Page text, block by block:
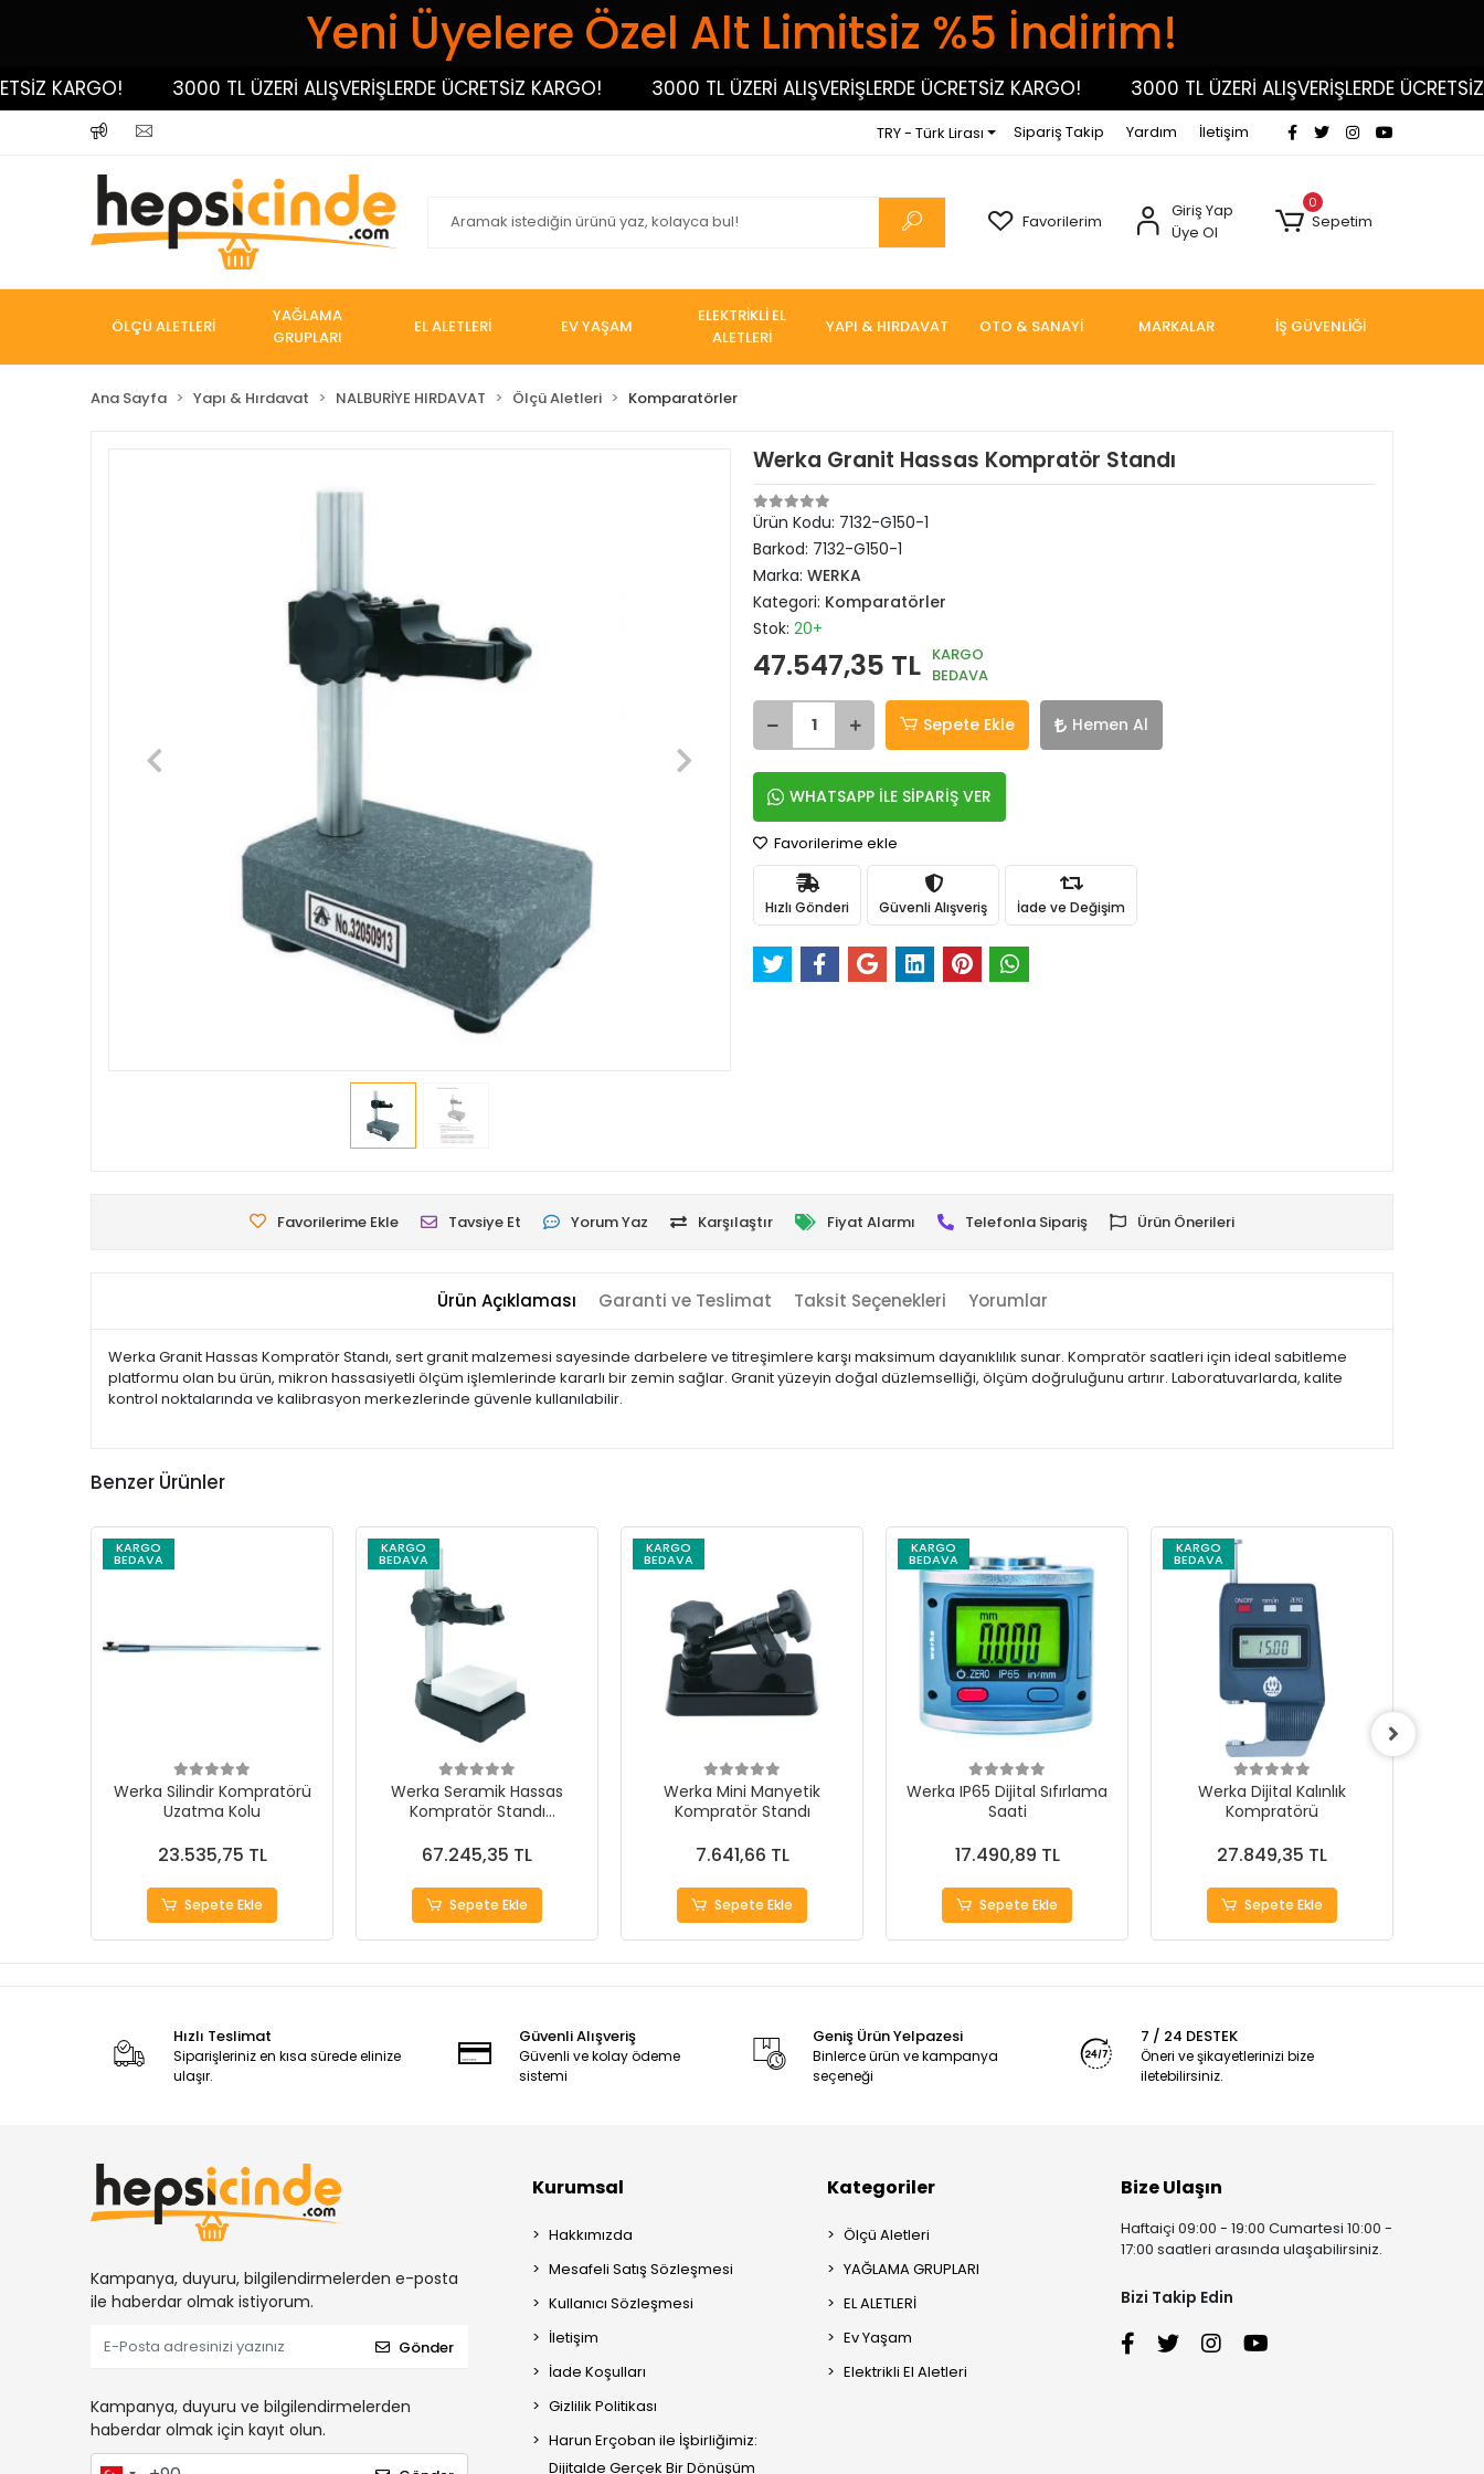
Yeni Üyelere Özel Alt Limitsiz %5 İndirim!
KARGO! 3000 TL ÜZERİ ALIŞVERİŞLERDE ÜCRETSİZ KARGO! 3000 TL ÜZERİ ALIŞVERİŞLERDE ÜCRETSİZ KARGO! 3000 TL ÜZERİ ALIŞVERİŞLERDE ÜCRETSİZ
TRY - Türk Lirası Sipariş Takip Yardım İletişim
Favorilerim
Giriş Yap
Üye Ol
0
Sepetim
ÖLÇÜ ALETLERİ
YAĞLAMA
GRUPLARI
EL ALETLERİ EV YAŞAM
ELEKTRİKLİ EL
ALETLERİ
YAPI & HIRDAVAT OTO & SANAYİ MARKALAR İŞ GÜVENLİĞİ
Ana Sayfa Yapı & Hırdavat NALBURİYE HIRDAVAT Ölçü Aletleri Komparatörler
Werka Granit Hassas Kompratör Standı
Ürün Kodu: 7132-G150-1
Barkod: 7132-G150-1
Marka: WERKA
Kategori: Komparatörler
Stok: 20+
47.547,35 TL KARGO
BEDAVA
Sepete Ekle Hemen Al
WHATSAPP İLE SİPARİŞ VER
Favorilerime ekle
Hızlı Gönderi Güvenli Alışveriş İade ve Değişim
Favorilerime Ekle Tavsiye Et Yorum Yaz Karşılaştır Fiyat Alarmı Telefonla Sipariş Ürün Önerileri
Ürün Açıklaması Garanti ve Teslimat Taksit Seçenekleri Yorumlar
Werka Granit Hassas Kompratör Standı, sert granit malzemesi sayesinde darbelere ve titreşimlere karşı maksimum dayanıklılık sunar. Kompratör saatleri için ideal sabitleme
platformu olan bu ürün, mikron hassasiyetli ölçüm işlemlerinde kararlı bir zemin sağlar. Granit yüzeyin doğal düzlemselliği, ölçüm doğruluğunu artırır. Laboratuvarlarda, kalite
kontrol noktalarında ve kalibrasyon merkezlerinde güvenle kullanılabilir.
Benzer Ürünler
KARGO
BEDAVA
Werka Silindir Kompratörü
Uzatma Kolu
23.535,75 TL
Sepete Ekle
KARGO
BEDAVA
Werka Seramik Hassas
Kompratör Standı
67.245,35 TL
Sepete Ekle
KARGO
BEDAVA
Werka Mini Manyetik
Kompratör Standı
7.641,66 TL
Sepete Ekle
KARGO
BEDAVA
Werka IP65 Dijital Sıfırlama
Saati
17.490,89 TL
Sepete Ekle
KARGO
BEDAVA
Werka Dijital Kalınlık
Kompratörü
27.849,35 TL
Sepete Ekle
Hızlı Teslimat
Siparişleriniz en kısa sürede elinize
ulaşır.
Güvenli Alışveriş
Güvenli ve kolay ödeme
sistemi
Geniş Ürün Yelpazesi
Binlerce ürün ve kampanya
seçeneği
7 / 24 DESTEK
Öneri ve şikayetlerinizi bize
iletebilirsiniz.
Kampanya, duyuru, bilgilendirmelerden e-posta
ile haberdar olmak istiyorum.
Gönder
Kampanya, duyuru ve bilgilendirmelerden
haberdar olmak için kayıt olun.
Kurumsal
Hakkımızda
Mesafeli Satış Sözleşmesi
Kullanıcı Sözleşmesi
İletişim
İade Koşulları
Gizlilik Politikası
Harun Erçoban ile İşbirliğimiz:
Dijitalde Gerçek Bir Dönüşüm
Kategoriler
Ölçü Aletleri
YAĞLAMA GRUPLARI
EL ALETLERİ
Ev Yaşam
Elektrikli El Aletleri
Bize Ulaşın
Haftaiçi 09:00 - 19:00 Cumartesi 10:00 -
17:00 saatleri arasında ulaşabilirsiniz.
Bizi Takip Edin